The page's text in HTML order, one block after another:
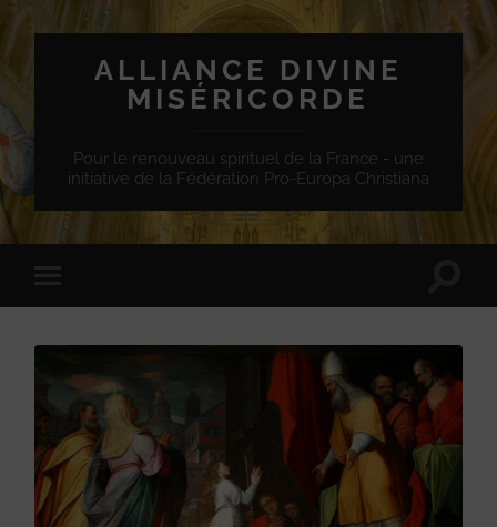
ALLIANCE DIVINE
MISÉRICORDE
Pour le renouveau spirituel de la France - une
initiative de la Fédération Pro-Europa Christiana
mobile